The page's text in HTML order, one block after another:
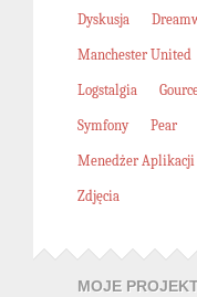
Dyskusja
Manchester United
Logstalgia
Symfony Pear
Menedżer Aplikacji
Zdjęcia
MOJE